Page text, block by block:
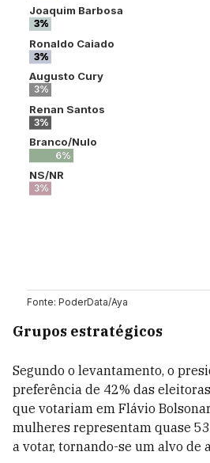
Grupos estratégicos
Segundo o levantamento, o
preferência de 42% das
que votariam em Flávio
mulheres representam quase
a votar, tornando-se um alvo de